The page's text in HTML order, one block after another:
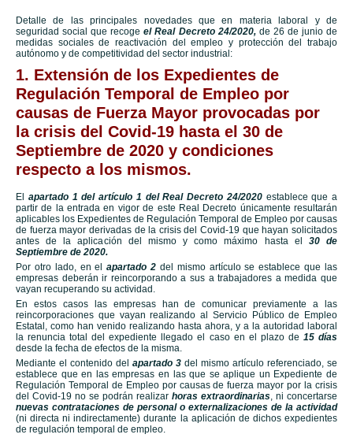
Detalle de las principales novedades que en materia laboral y de
seguridad social que recogeel Real Decreto 24/2020,de 26 de junio de
medidas sociales de reactivación del empleo y protección del trabajo
autónomo y de competitividad del sector industrial:
1. Extensión de los Expedientes de
Regulación Temporal de Empleo por
causas de Fuerza Mayor provocadas por
la crisis del Covid-19 hasta el 30 de
Septiembre de 2020 y condiciones
respecto a los mismos.
El apartado 1 del artículo 1 del Real Decreto 24/2020establece que a
partir de la entrada en vigor de este Real Decreto únicamente resultarán
aplicables los Expedientes de Regulación Temporal de Empleo por causas
de fuerza mayor derivadas de la crisis del Covid-19 que hayan solicitados
antes de la aplicación del mismo y como máximo hasta el 30 de
Septiembre de 2020.
Por otro lado, en elapartado 2 del mismo artículo se establece que las
empresas deberán ir reincorporando a sus a trabajadores a medida que
vayan recuperando su actividad.
En estos casos las empresas han de comunicar previamente a las
reincorporaciones que vayan realizando al Servicio Público de Empleo
Estatal, como han venido realizando hasta ahora, y a la autoridad laboral
la renuncia total del expediente llegado el caso en el plazo de 15 días
desde la fecha de efectos de la misma.
Mediante el contenido del apartado 3 del mismo artículo referenciado, se
establece que en las empresas en las que se aplique un Expediente de
Regulación Temporal de Empleo por causas de fuerza mayor por la crisis
del Covid-19 no se podrán realizar horas extraordinarias, ni concertarse
nuevas contrataciones de personal o externalizaciones de la actividad
(ni directa ni indirectamente) durante la aplicación de dichos expedientes
de regulación temporal de empleo.